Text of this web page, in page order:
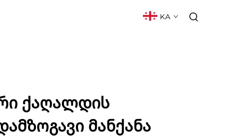
KA
ქაღალდის
მანქანა